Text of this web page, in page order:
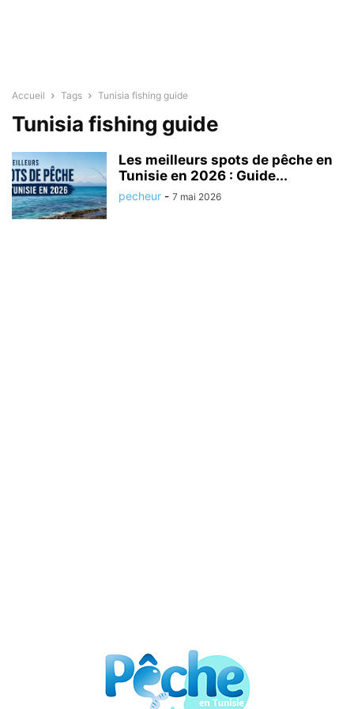
Accueil Tags Tunisia fishing guide
Tunisia fishing guide
Les meilleurs spots de pêche en
Tunisie en 2026 : Guide...
pecheur - 7 mai 2026